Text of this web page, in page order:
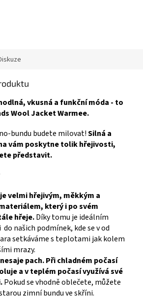
vkusná a funkční móda - to
Wool Jacket Warmee.
bundu budete milovat!Silná a
vám poskytne tolik hřejivosti,
představit.
velmi hřejivým, měkkým a
který i po svém
hřeje.Díky tomu je ideálním
našich podmínek, kde se v od
setkáváme s teplotami jak kolem
mrazy.
pach. Při chladném počasí
a v teplém počasí využívá své
Pokud se vhodně oblečete, můžete
zimní bundu ve skříni.